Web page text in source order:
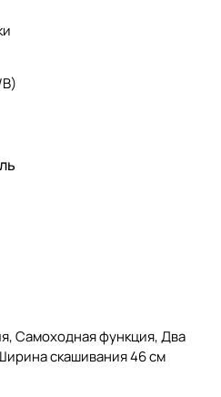
Самоходная функция, Два
скашивания 46 см